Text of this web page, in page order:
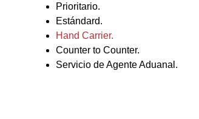
Prioritario.
Estándard.
Hand Carrier.
Counter to Counter.
Servicio de Agente Aduanal.